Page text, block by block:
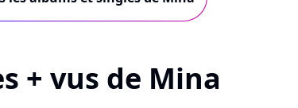
+ vus de Mina